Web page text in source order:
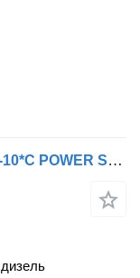
Fiat DUCATO REFRIGERATOR VAN -10*C POWER SUPPLY 230V AIR CONDITIONING
дизель